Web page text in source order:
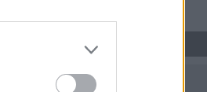
SEGUICI SUI SOCIAL